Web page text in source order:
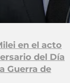
en el acto
del Día
Guerra de